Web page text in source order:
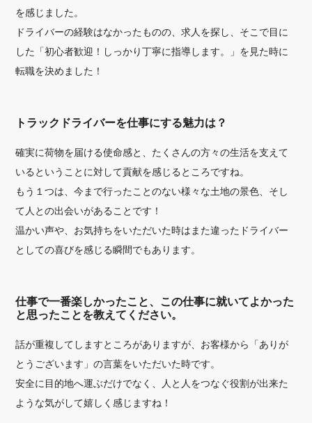
を感じました。
ドライバーの経験はなかったものの、求人を探し、そこで目に
した「初心者歓迎！しっかり丁寧に指導します。」を見た時に
転職を決めました！
トラックドライバーを仕事にする魅力は？
確実に荷物を届ける使命感と、たくさんの方々の生活を支えて
いるということに対して貢献を感じるところですね。
もう１つは、今まで行ったことのない様々な土地の景色、そし
て人との出会いがあることです！
温かい声や、お気持ちをいただいた時はまた違ったドライバー
としての喜びを感じる瞬間でもあります。
仕事で一番楽しかったこと、この仕事に就いてよかった
と思ったことを教えてください。
話が重複してしますところがありますが、お客様から「ありが
とうございます」の言葉をいただいた時です。
安全に目的地へ運ぶだけでなく、人と人をつなぐ役割が出来た
ような気がして嬉しく感じますね！